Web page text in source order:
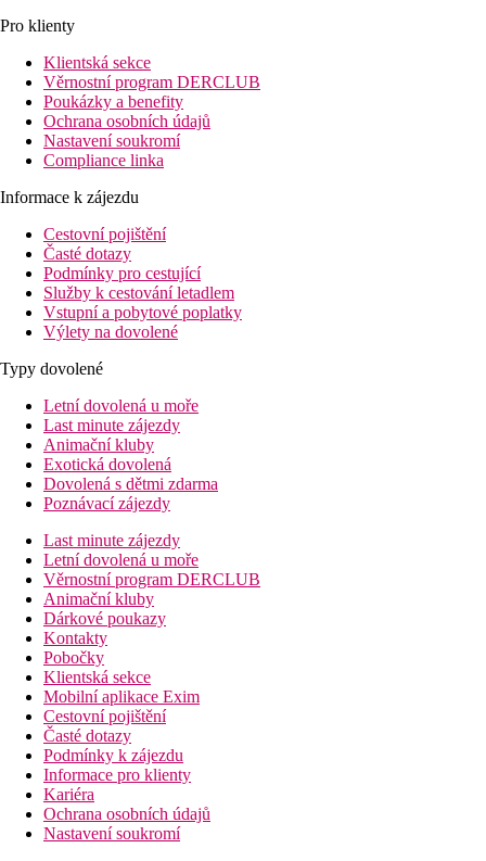
Pro klienty
Klientská sekce
Věrnostní program DERCLUB
Poukázky a benefity
Ochrana osobních údajů
Nastavení soukromí
Compliance linka
Informace k zájezdu
Cestovní pojištění
Časté dotazy
Podmínky pro cestující
Služby k cestování letadlem
Vstupní a pobytové poplatky
Výlety na dovolené
Typy dovolené
Letní dovolená u moře
Last minute zájezdy
Animační kluby
Exotická dovolená
Dovolená s dětmi zdarma
Poznávací zájezdy
Last minute zájezdy
Letní dovolená u moře
Věrnostní program DERCLUB
Animační kluby
Dárkové poukazy
Kontakty
Pobočky
Klientská sekce
Mobilní aplikace Exim
Cestovní pojištění
Časté dotazy
Podmínky k zájezdu
Informace pro klienty
Kariéra
Ochrana osobních údajů
Nastavení soukromí